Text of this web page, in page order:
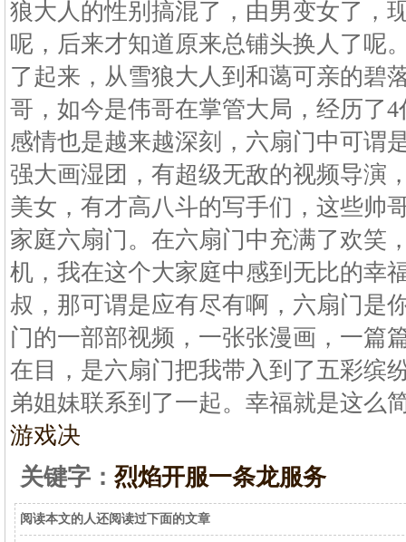
狼大人的性别搞混了，由男变女了，
呢，后来才知道原来总铺头换人了呢
了起来，从雪狼大人到和蔼可亲的碧
哥，如今是伟哥在掌管大局，经历了
感情也是越来越深刻，六扇门中可谓
强大画湿团，有超级无敌的视频导演
美女，有才高八斗的写手们，这些帅
家庭六扇门。在六扇门中充满了欢笑
机，我在这个大家庭中感到无比的幸
叔，那可谓是应有尽有啊，六扇门是
门的一部部视频，一张张漫画，一篇
在目，是六扇门把我带入到了五彩缤
弟姐妹联系到了一起。幸福就是这么
游戏决
关键字： 烈焰开服一条龙服务
阅读本文的人还阅读过下面的文章